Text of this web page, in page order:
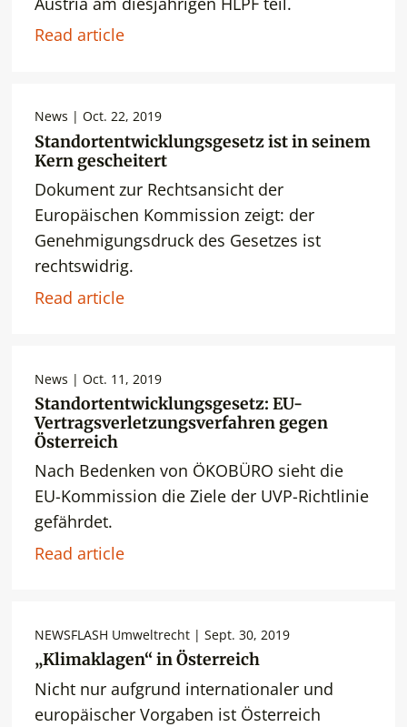
Read article
News | Oct. 22, 2019
Standortentwicklungsgesetz ist in seinem
Kern gescheitert
Dokument zur Rechtsansicht der
Europäischen Kommission zeigt: der
Genehmigungsdruck des Gesetzes ist
rechtswidrig.
Read article
News | Oct. 11, 2019
Standortentwicklungsgesetz: EU-
Vertragsverletzungsverfahren gegen
Österreich
Nach Bedenken von ÖKOBÜRO sieht die
EU-Kommission die Ziele der UVP-Richtlinie
gefährdet.
Read article
NEWSFLASH Umweltrecht | Sept. 30, 2019
„Klimaklagen“ in Österreich
Nicht nur aufgrund internationaler und
europäischer Vorgaben ist Österreich